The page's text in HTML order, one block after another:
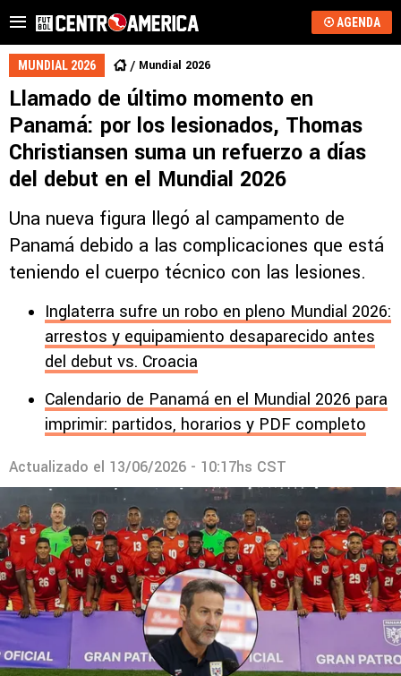
AGENDA
MUNDIAL 2026 Mundial 2026
Llamado de último momento en
Panamá: por los lesionados, Thomas
Christiansen suma un refuerzo a días
del debut en el Mundial 2026
Una nueva figura llegó al campamento de
Panamá debido a las complicaciones que está
teniendo el cuerpo técnico con las lesiones.
Inglaterra sufre un robo en pleno Mundial 2026:
arrestos y equipamiento desaparecido antes
del debut vs. Croacia
Calendario de Panamá en el Mundial 2026 para
imprimir: partidos, horarios y PDF completo
Actualizado el 13/06/2026 - 10:17hs CST